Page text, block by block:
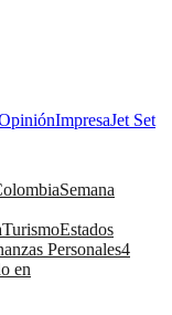
ImpresaJet Set
Semana
TurismoEstados
Personales4
en